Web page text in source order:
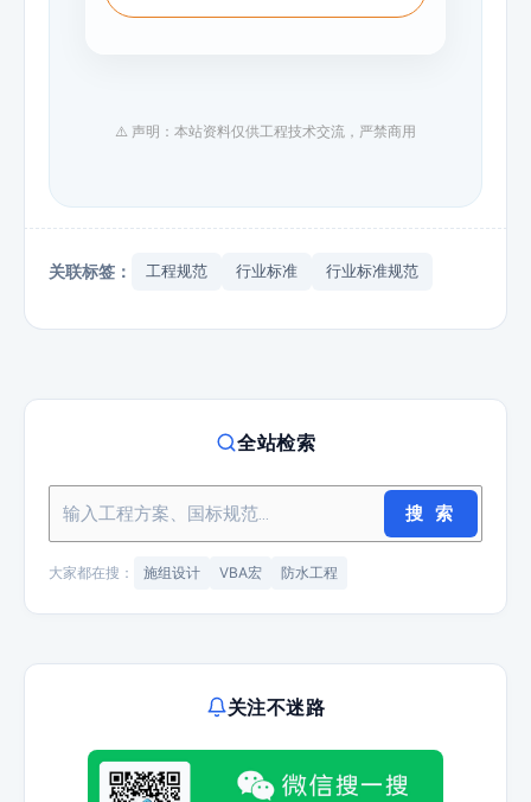
⚠️ 声明：本站资料仅供工程技术交流，严禁商用
关联标签： 工程规范 行业标准 行业标准规范
全站检索
搜 索
大家都在搜： 施组设计 VBA宏 防水工程
关注不迷路